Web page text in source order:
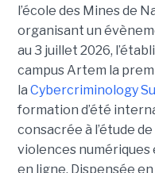
l’école des Mines de
organisant un
au 3 juillet 2026,
campus Artem la
la Cybercriminology
formation d’été
consacrée à l’étude
violences numériques
en ligne. Dispensée